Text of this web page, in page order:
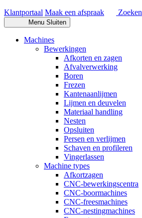
Klantportaal Maak een afspraak Zoeken
Menu Sluiten
Machines
Bewerkingen
Afkorten en zagen
Afvalverwerking
Boren
Frezen
Kantenaanlijmen
Lijmen en deuvelen
Materiaal handling
Nesten
Opsluiten
Persen en verlijmen
Schaven en profileren
Vingerlassen
Machine types
Afkortzagen
CNC-bewerkingscentra
CNC-boormachines
CNC-freesmachines
CNC-nestingmachines